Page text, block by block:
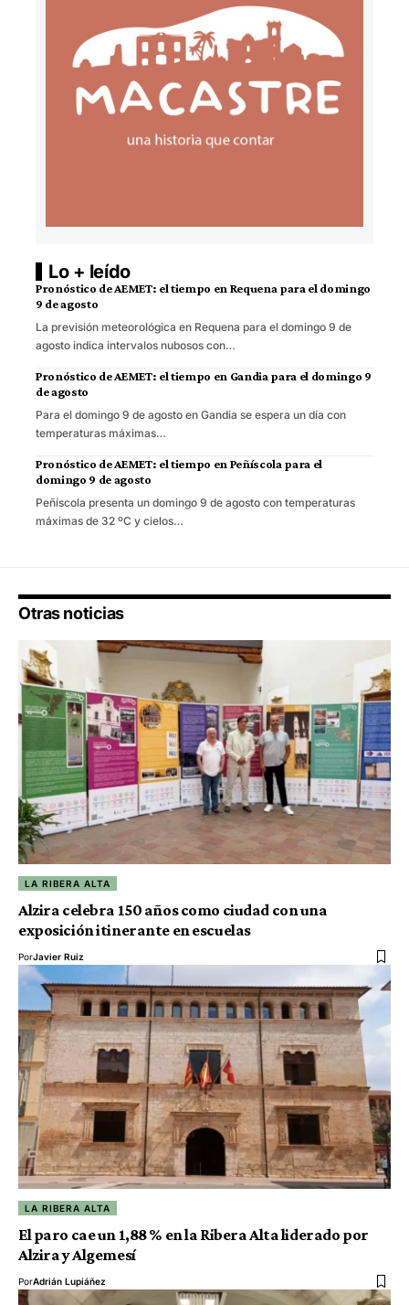
Lo + leído
Pronóstico de AEMET: el tiempo en Requena para el domingo
9 de agosto
La previsión meteorológica en Requena para el domingo 9 de
agosto indica intervalos nubosos con…
Pronóstico de AEMET: el tiempo en Gandia para el domingo 9
de agosto
Para el domingo 9 de agosto en Gandia se espera un día con
temperaturas máximas…
Pronóstico de AEMET: el tiempo en Peñíscola para el
domingo 9 de agosto
Peñíscola presenta un domingo 9 de agosto con temperaturas
máximas de 32 ºC y cielos…
Otras noticias
LA RIBERA ALTA
Alzira celebra 150 años como ciudad con una
exposición itinerante en escuelas
PorJavier Ruiz
LA RIBERA ALTA
El paro cae un 1,88 % en la Ribera Alta liderado por
Alzira y Algemesí
PorAdrián Lupiáñez